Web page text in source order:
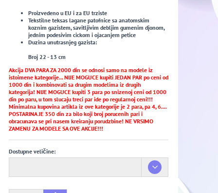
Proizvedeno u EU i za EU trziste
Tekstilne teksas lagane patofnice sa anatomskim
koznim gazistem, savitljivim debljim gumenim djonom,
jednim podesivim cickom i ojacanjem petice
Duzina unutrasnjeg gazista:
Broj 22 - 13 cm
Akcija DVA PARA ZA 2000 din se odnosi samo na modele iz
istoimene kategorije... NIJE MOGUCE kupiti JEDAN PAR po ceni od
1000 din i kombinovati sa drugim modelima iz drugih
kategorija! NIJE MOGUCE kupiti 3 para po snizenoj ceni od 1000
din po paru, u tom slucaju treci par ide po regularnoj ceni!!!
Minimalna kupovina artikla iz ove kategorije je 2 para, pa 4, 6....
POSTARINA JE 350 din za bilo koji broj porucenih pari i
obracunava se pri nasem kreiranju porudzbine! NE VRSIMO
ZAMENU ZA MODELE SA OVE AKCIJE!!!
Dostupne veličine: